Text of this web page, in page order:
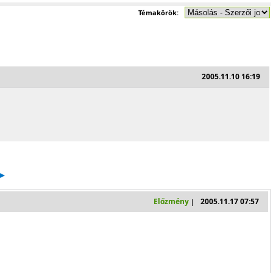
Témakörök:
2005.11.10 16:19
Előzmény |
2005.11.17 07:57